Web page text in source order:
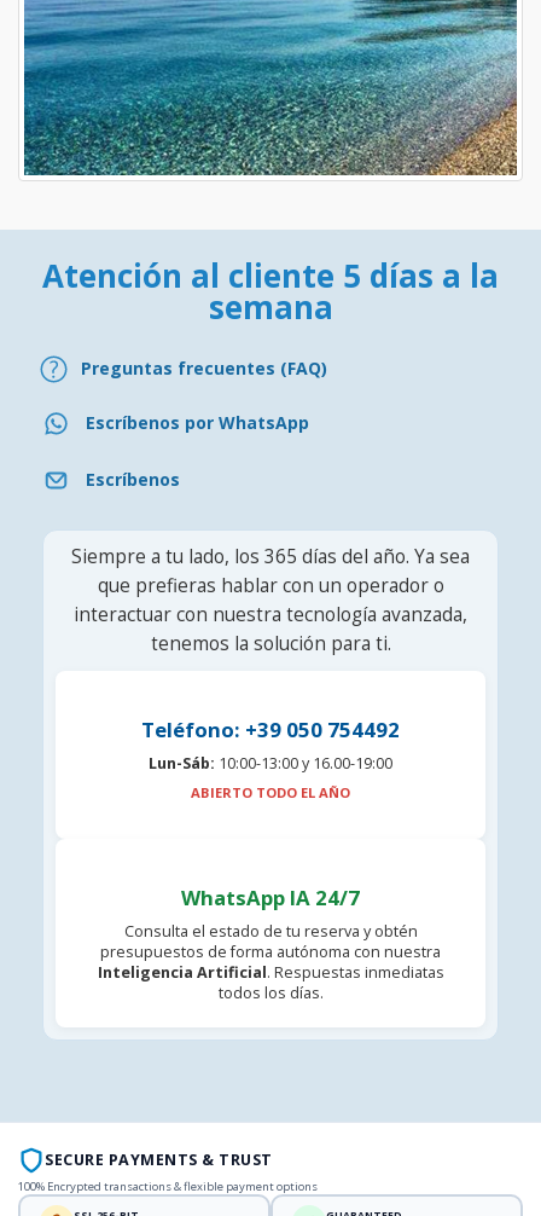
Atención al cliente 5 días a la
semana
Preguntas frecuentes (FAQ)
Escríbenos por WhatsApp
Escríbenos
Siempre a tu lado, los 365 días del año. Ya sea
que prefieras hablar con un operador o
interactuar con nuestra tecnología avanzada,
tenemos la solución para ti.
Teléfono: +39 050 754492
Lun-Sáb: 10:00-13:00 y 16.00-19:00
ABIERTO TODO EL AÑO
WhatsApp IA 24/7
Consulta el estado de tu reserva y obtén
presupuestos de forma autónoma con nuestra
Inteligencia Artificial. Respuestas inmediatas
todos los días.
SECURE PAYMENTS & TRUST
100% Encrypted transactions & flexible payment options